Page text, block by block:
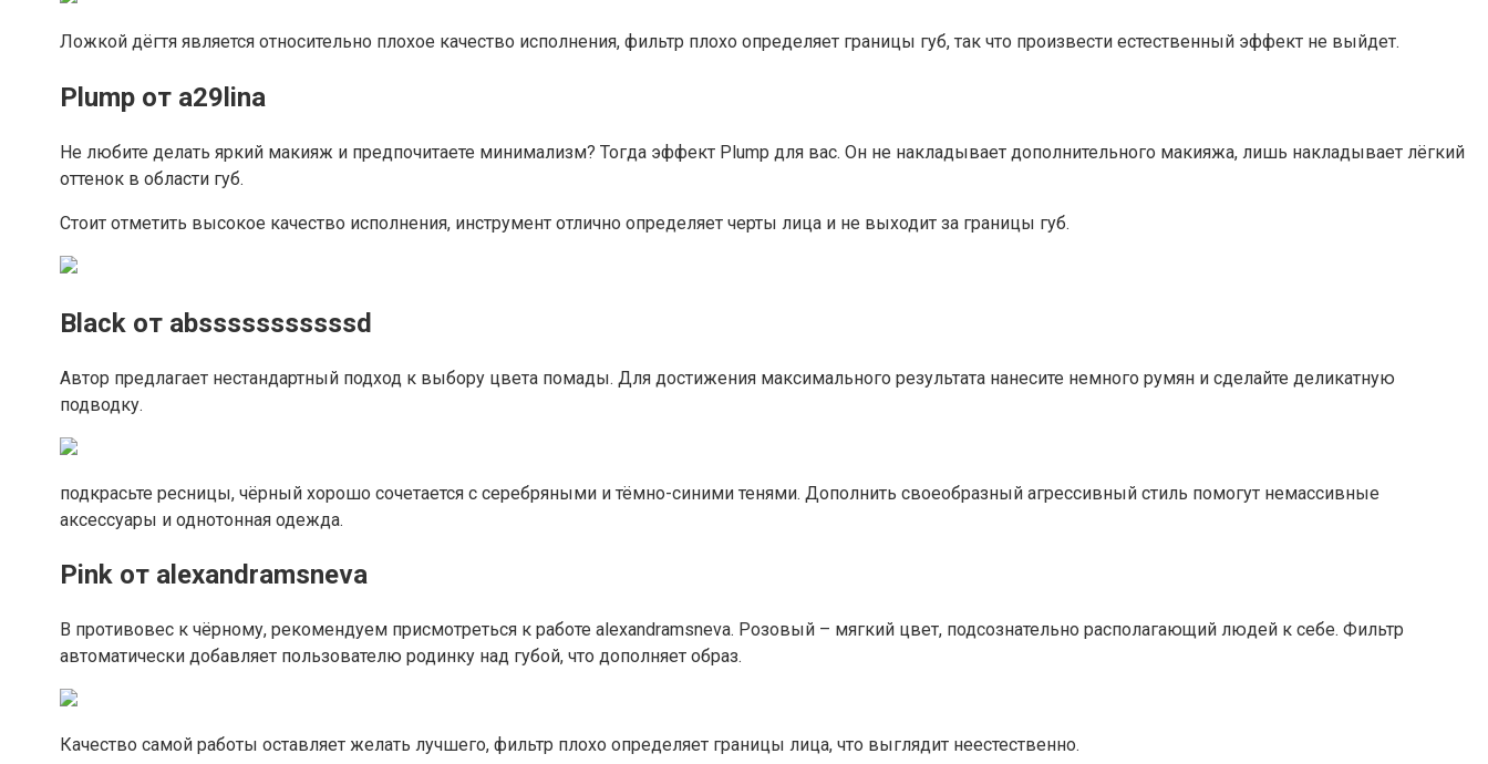
Ложкой дёгтя является относительно плохое качество исполнения, фильтр плохо определяет границы губ, так что произвести естественный эффект не выйдет.
Plump от a29lina
Не любите делать яркий макияж и предпочитаете минимализм? Тогда эффект Plump для вас. Он не накладывает дополнительного макияжа, лишь накладывает лёгкий
оттенок в области губ.
Стоит отметить высокое качество исполнения, инструмент отлично определяет черты лица и не выходит за границы губ.
Black от absssssssssssd
Автор предлагает нестандартный подход к выбору цвета помады. Для достижения максимального результата нанесите немного румян и сделайте деликатную
подводку.
подкрасьте ресницы, чёрный хорошо сочетается с серебряными и тёмно-синими тенями. Дополнить своеобразный агрессивный стиль помогут немассивные
аксессуары и однотонная одежда.
Pink от alexandramsneva
В противовес к чёрному, рекомендуем присмотреться к работе alexandramsneva. Розовый – мягкий цвет, подсознательно располагающий людей к себе. Фильтр
автоматически добавляет пользователю родинку над губой, что дополняет образ.
Качество самой работы оставляет желать лучшего, фильтр плохо определяет границы лица, что выглядит неестественно.